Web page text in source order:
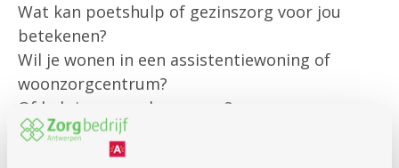
Wat kan poetshulp of gezinszorg voor jou
betekenen?
Wil je wonen in een assistentiewoning of
woonzorgcentrum?
Of heb je een andere vraag?
Onze klantenbegeleider is er om jou